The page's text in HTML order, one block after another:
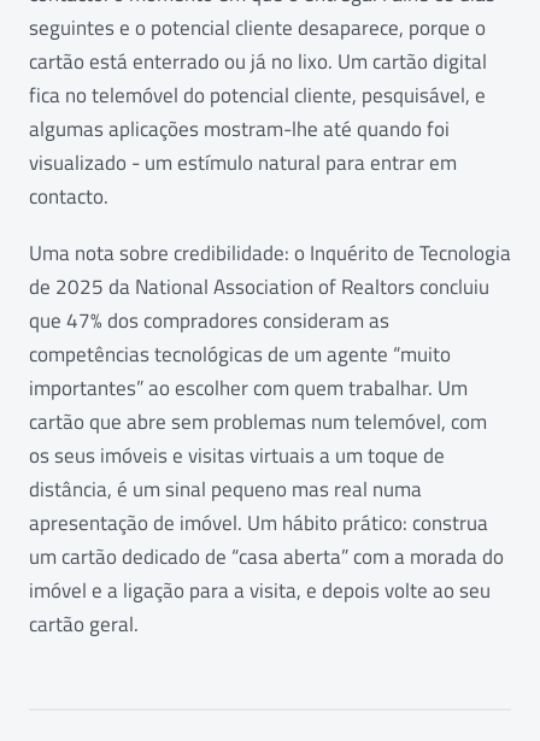
seguintes e o potencial cliente desaparece, porque o
cartão está enterrado ou já no lixo. Um cartão digital
fica no telemóvel do potencial cliente, pesquisável, e
algumas aplicações mostram-lhe até quando foi
visualizado - um estímulo natural para entrar em
contacto.
Uma nota sobre credibilidade: o Inquérito de Tecnologia
de 2025 da National Association of Realtors concluiu
que 47% dos compradores consideram as
competências tecnológicas de um agente “muito
importantes” ao escolher com quem trabalhar. Um
cartão que abre sem problemas num telemóvel, com
os seus imóveis e visitas virtuais a um toque de
distância, é um sinal pequeno mas real numa
apresentação de imóvel. Um hábito prático: construa
um cartão dedicado de “casa aberta” com a morada do
imóvel e a ligação para a visita, e depois volte ao seu
cartão geral.